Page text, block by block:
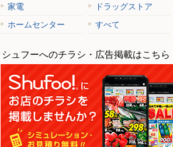
家電
ドラッグストア
ホームセンター
すべて
シュフーへのチラシ・広告掲載はこちら